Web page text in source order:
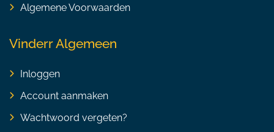
Algemene Voorwaarden
Vinderr Algemeen
Inloggen
Account aanmaken
Wachtwoord vergeten?